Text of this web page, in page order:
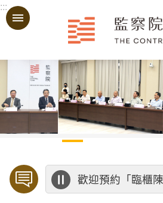
跳到主要內容區塊
:::